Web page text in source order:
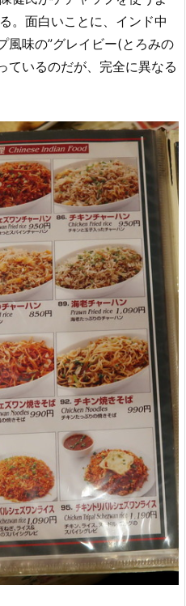
。面白いことに、インド中
風味の”グレイビー(とろみの
ているのだが、完全に異なる